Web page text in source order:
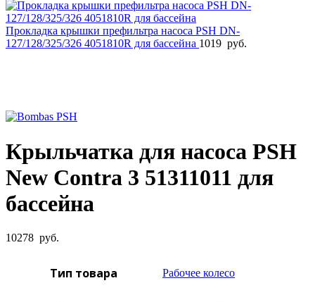
Прокладка крышки префильтра насоса PSH DN-
127/128/325/326 4051810R для бассейна 1019 руб.
Крыльчатка для насоса PSH
New Contra 3 51311011 для
бассейна
10278 руб.
Тип товара Рабочее колесо